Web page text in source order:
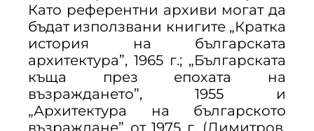
Като референтни архиви могат да
бъдат използвани книгите „Кратка
история на българската
архитектура”, 1965 г.; „Българската
къща през епохата на
възраждането”, 1955 и
„Архитектура на българското